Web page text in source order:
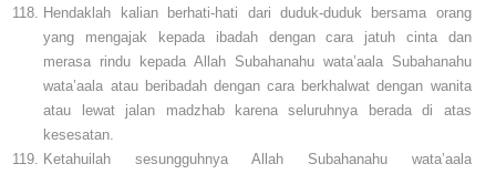
Hendaklah kalian berhati-hati dari duduk-duduk bersama orang
yang mengajak kepada ibadah dengan cara jatuh cinta dan
merasa rindu kepada Allah Subahanahu wata’aala Subahanahu
wata’aala atau beribadah dengan cara berkhalwat dengan wanita
atau lewat jalan madzhab karena seluruhnya berada di atas
kesesatan.
Ketahuilah sesungguhnya Allah Subahanahu wata’aala